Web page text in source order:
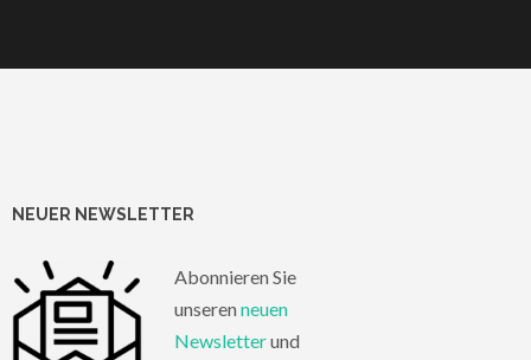
NEUER NEWSLETTER
Abonnieren Sie
unserenneuen
Newsletterund